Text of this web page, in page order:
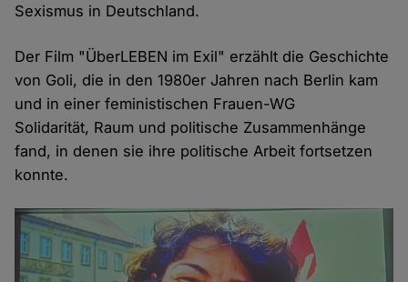
Sexismus in Deutschland.
Der Film "ÜberLEBEN im Exil" erzählt die Geschichte
von Goli, die in den 1980er Jahren nach Berlin kam
und in einer feministischen Frauen-WG
Solidarität, Raum und politische Zusammenhänge
fand, in denen sie ihre politische Arbeit fortsetzen
konnte.